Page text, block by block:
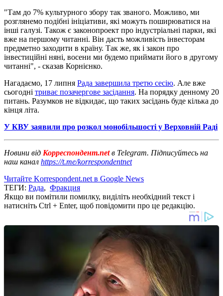
"Там до 7% культурного збору так званого. Можливо, ми
розглянемо подібні ініціативи, які можуть поширюватися на
інші галузі. Також є законопроект про індустріальні парки, які
вже на першому читанні. Він дасть можливість інвесторам
предметно заходити в країну. Так же, як і закон про
інвестиційні няні, восени ми будемо приймати його в другому
читанні", - сказав Корнієнко.
Нагадаємо, 17 липня Рада завершила третю сесію. Але вже
сьогодні триває позачергове засідання. На порядку денному 20
питань. Разумков не відкидає, що таких засідань буде кілька до
кінця літа.
У КВУ заявили про розкол монобільшості у Верховній Раді
Новини від Корреспондент.netв Telegram. Підписуйтесь на
наш канал https://t.me/korrespondentnet
Читайте Korrespondent.net в Google News
ТЕГИ: Рада, Фракция
Якщо ви помітили помилку, виділіть необхідний текст і
натисніть Ctrl + Enter, щоб повідомити про це редакцію.